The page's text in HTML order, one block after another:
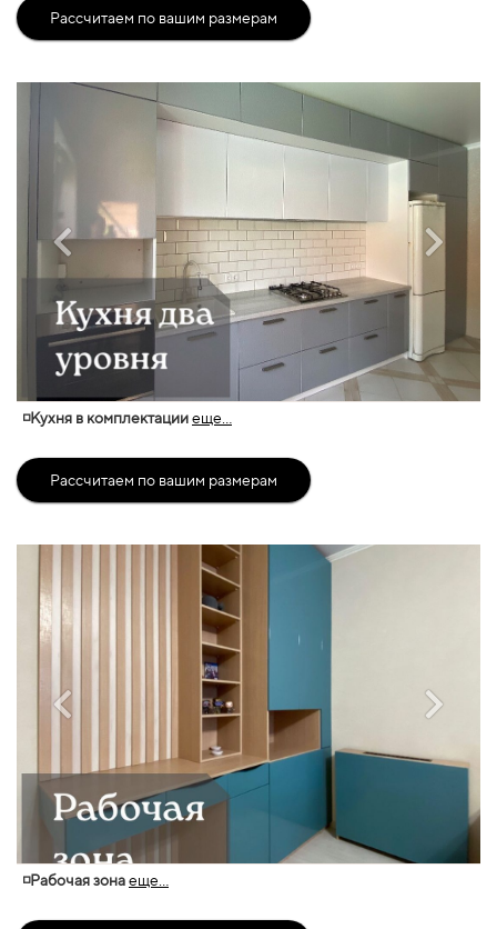
Рассчитаем по вашим размерам
◽Кухня в комплектацииеще...
Рассчитаем по вашим размерам
◽Рабочая зонаеще...